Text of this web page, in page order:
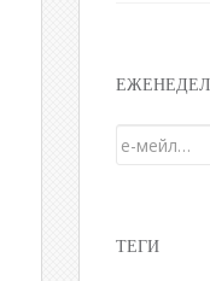
ТЕГИ